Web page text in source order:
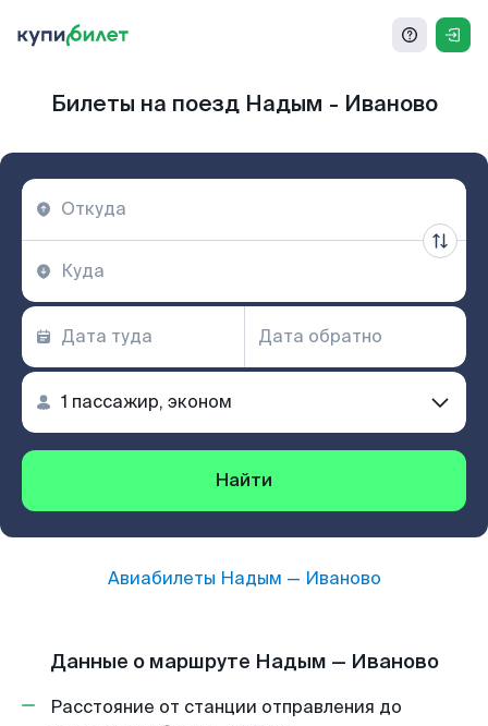
Билеты на поезд Надым - Иваново
Найти
Авиабилеты Надым — Иваново
Данные о маршруте Надым — Иваново
Расстояние от станции отправления до